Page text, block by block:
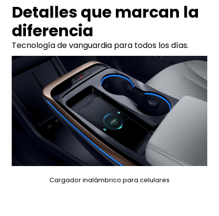
Detalles que marcan la
diferencia
Tecnología de vanguardia para todos los días.
Cargador inalámbrico para celulares